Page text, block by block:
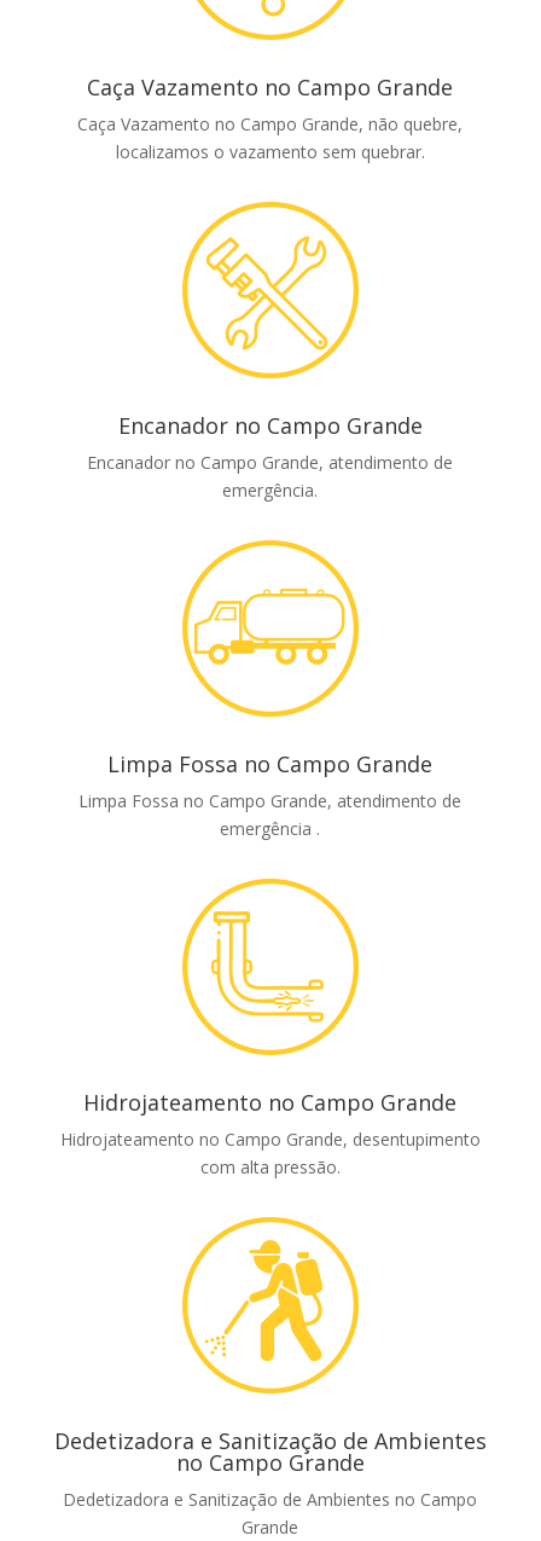
Caça Vazamento no Campo Grande
Caça Vazamento no Campo Grande, não quebre,
localizamos o vazamento sem quebrar.
Encanador no Campo Grande
Encanador no Campo Grande, atendimento de
emergência.
Limpa Fossa no Campo Grande
Limpa Fossa no Campo Grande, atendimento de
emergência .
Hidrojateamento no Campo Grande
Hidrojateamento no Campo Grande, desentupimento
com alta pressão.
Dedetizadora e Sanitização de Ambientes
no Campo Grande
Dedetizadora e Sanitização de Ambientes no Campo
Grande